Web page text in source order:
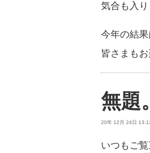
気合も入り
今年の結
皆さまも
無題。
20年 12月 24日
いつもご